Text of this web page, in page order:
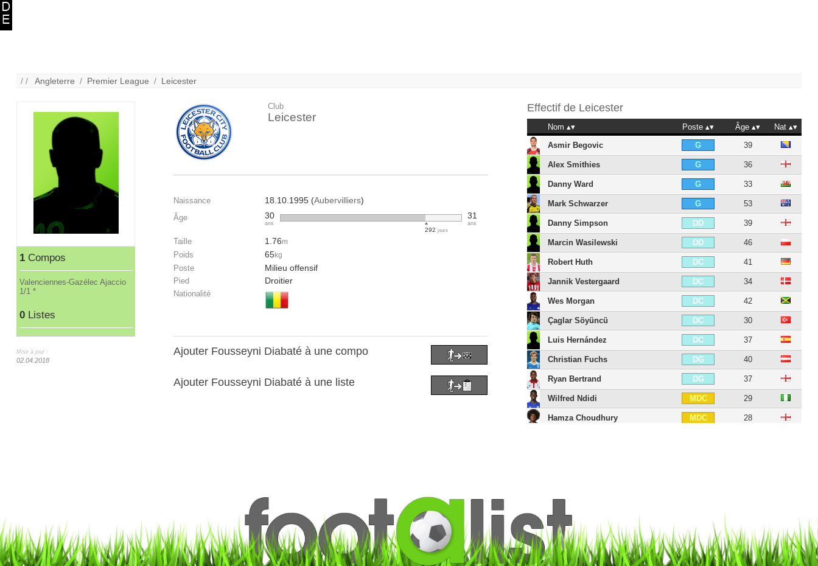
/ /Angleterre / Premier League / Leicester
1Compos
Valenciennes-Gazélec Ajaccio
1/1 *
0Listes
Mise à jour :
02.04.2018
Club
Leicester
Naissance 18.10.1995 (Aubervilliers)
Âge 30
ans
292 jours
31
ans
Taille 1.76m
Poids 65kg
Poste Milieu offensif
Pied Droitier
Nationalité
Ajouter Fousseyni Diabaté à une compo
Ajouter Fousseyni Diabaté à une liste
Effectif de Leicester
Nom Poste Âge
Nat
Asmir Begovic
G 39
Alex Smithies G 36
Danny Ward G 33
Mark Schwarzer G 53
Danny Simpson DD 39
Marcin Wasilewski DD 46
Robert Huth DC 41
Jannik Vestergaard DC 34
Wes Morgan DC 42
Çaglar Söyüncü DC 30
Luis Hernández DC 37
Christian Fuchs DG 40
Ryan Bertrand DG 37
Wilfred Ndidi MDC 29
Hamza Choudhury MDC 28
Jack Barmby
Fousseyni Diabaté MOC 30
Ayoze Pérez MOC 33